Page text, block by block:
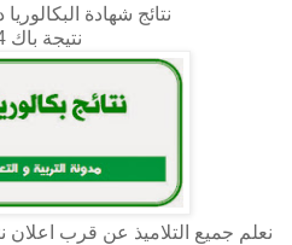
نتائج شهادة البكالوريا
نتيجة باك 2014